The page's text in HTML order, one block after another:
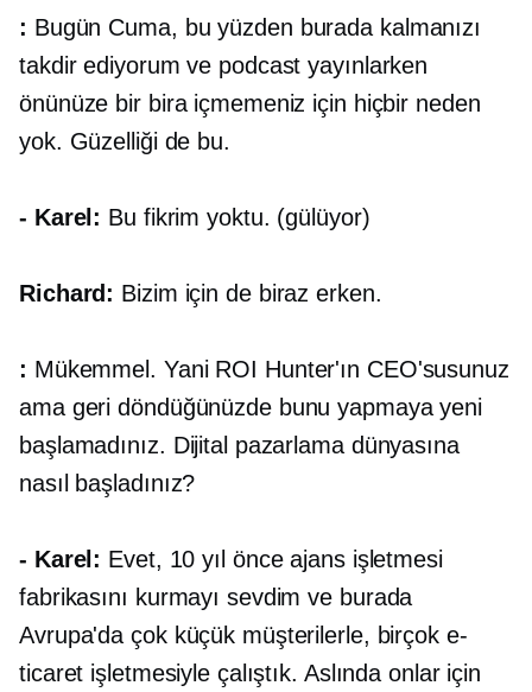
: Bugün Cuma, bu yüzden burada kalmanızı
takdir ediyorum ve podcast yayınlarken
önünüze bir bira içmemeniz için hiçbir neden
yok. Güzelliği de bu.
- Karel: Bu fikrim yoktu. (gülüyor)
Richard: Bizim için de biraz erken.
: Mükemmel. Yani ROI Hunter'ın CEO'susunuz
ama geri döndüğünüzde bunu yapmaya yeni
başlamadınız. Dijital pazarlama dünyasına
nasıl başladınız?
- Karel: Evet, 10 yıl önce ajans işletmesi
fabrikasını kurmayı sevdim ve burada
Avrupa'da çok küçük müşterilerle, birçok e-
ticaret işletmesiyle çalıştık. Aslında onlar için